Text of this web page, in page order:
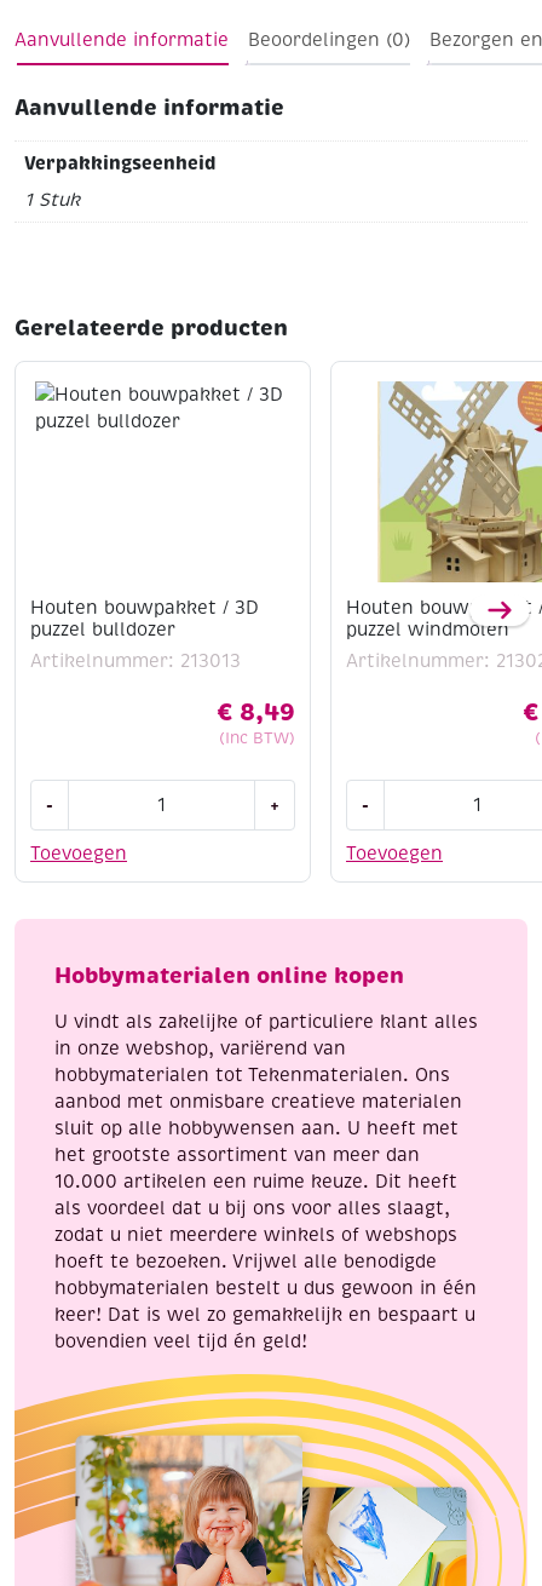
Aanvullende informatie Beoordelingen (0) Bezorgen
Aanvullende informatie
Verpakkingseenheid
1 Stuk
Gerelateerde producten
Houten bouwpakket / 3D
puzzel bulldozer
Artikelnummer: 213013
€ 8,49
(Inc BTW)
Toevoegen
-
/
bulldozer
+
Houten bouwpakket
puzzel windmolen
Artikelnummer:
€
Toevoegen
-
/
windmolen
Hobbymaterialen online kopen
U vindt als zakelijke of particuliere klant alles
in onze webshop, variërend van
hobbymaterialen tot Tekenmaterialen. Ons
aanbod met onmisbare creatieve materialen
sluit op alle hobbywensen aan. U heeft met
het grootste assortiment van meer dan
10.000 artikelen een ruime keuze. Dit heeft
als voordeel dat u bij ons voor alles slaagt,
zodat u niet meerdere winkels of webshops
hoeft te bezoeken. Vrijwel alle benodigde
hobbymaterialen bestelt u dus gewoon in één
keer! Dat is wel zo gemakkelijk en bespaart u
bovendien veel tijd én geld!